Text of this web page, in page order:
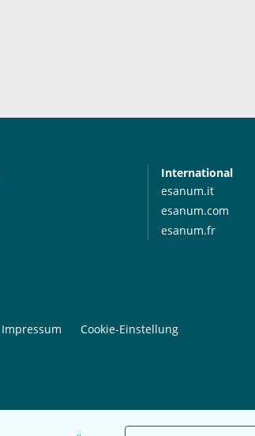
International
esanum.it
esanum.com
esanum.fr
Impressum Cookie-Einstellung